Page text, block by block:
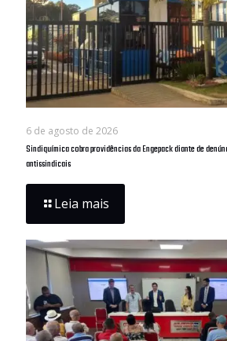
6 de agosto de 2026
Sindiquímica cobra providências da Engepack diante de
antissindicais
Leia mais